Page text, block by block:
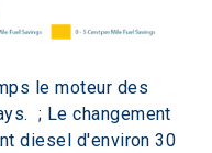
le moteur des
; Le changement
diesel d'environ 30